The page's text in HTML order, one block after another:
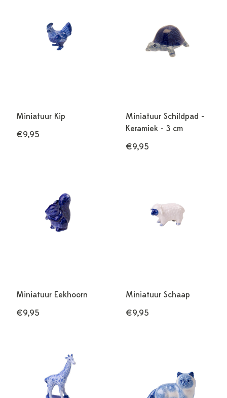
Miniatuur Kip
€9,95
Miniatuur Schildpad -
Keramiek - 3 cm
€9,95
Miniatuur Eekhoorn
€9,95
Miniatuur Schaap
€9,95